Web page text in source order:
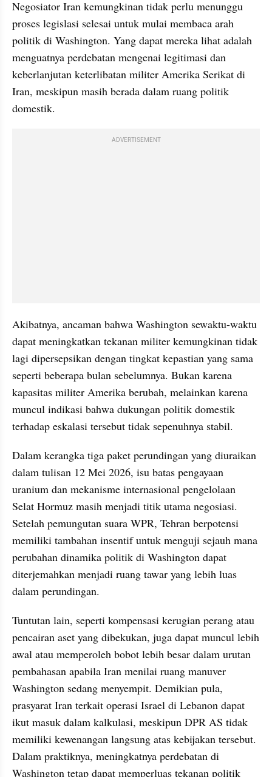
Negosiator Iran kemungkinan tidak perlu menunggu
proses legislasi selesai untuk mulai membaca arah
politik di Washington. Yang dapat mereka lihat adalah
menguatnya perdebatan mengenai legitimasi dan
keberlanjutan keterlibatan militer Amerika Serikat di
Iran, meskipun masih berada dalam ruang politik
domestik.
ADVERTISEMENT
Akibatnya, ancaman bahwa Washington sewaktu-waktu
dapat meningkatkan tekanan militer kemungkinan tidak
lagi dipersepsikan dengan tingkat kepastian yang sama
seperti beberapa bulan sebelumnya. Bukan karena
kapasitas militer Amerika berubah, melainkan karena
muncul indikasi bahwa dukungan politik domestik
terhadap eskalasi tersebut tidak sepenuhnya stabil.
Dalam kerangka tiga paket perundingan yang diuraikan
dalam tulisan 12 Mei 2026, isu batas pengayaan
uranium dan mekanisme internasional pengelolaan
Selat Hormuz masih menjadi titik utama negosiasi.
Setelah pemungutan suara WPR, Tehran berpotensi
memiliki tambahan insentif untuk menguji sejauh mana
perubahan dinamika politik di Washington dapat
diterjemahkan menjadi ruang tawar yang lebih luas
dalam perundingan.
Tuntutan lain, seperti kompensasi kerugian perang atau
pencairan aset yang dibekukan, juga dapat muncul lebih
awal atau memperoleh bobot lebih besar dalam urutan
pembahasan apabila Iran menilai ruang manuver
Washington sedang menyempit. Demikian pula,
prasyarat Iran terkait operasi Israel di Lebanon dapat
ikut masuk dalam kalkulasi, meskipun DPR AS tidak
memiliki kewenangan langsung atas kebijakan tersebut.
Dalam praktiknya, meningkatnya perdebatan di
Washington tetap dapat memperluas tekanan politik